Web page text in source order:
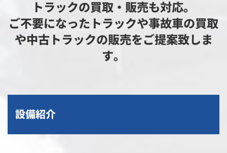
トラックの買取・販売も対応。
ご不要になったトラックや事故車の買取
や中古トラックの販売をご提案致しま
す。
設備紹介